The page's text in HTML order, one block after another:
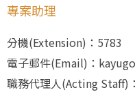
專案助理
分機(Extension)：5783
電子郵件(Email)：
職務代理人(Acting Staff)